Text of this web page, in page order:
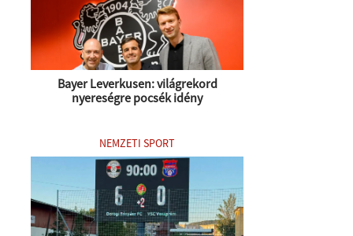
Bayer Leverkusen: világrekord
nyereségre pocsék idény
NEMZETI SPORT